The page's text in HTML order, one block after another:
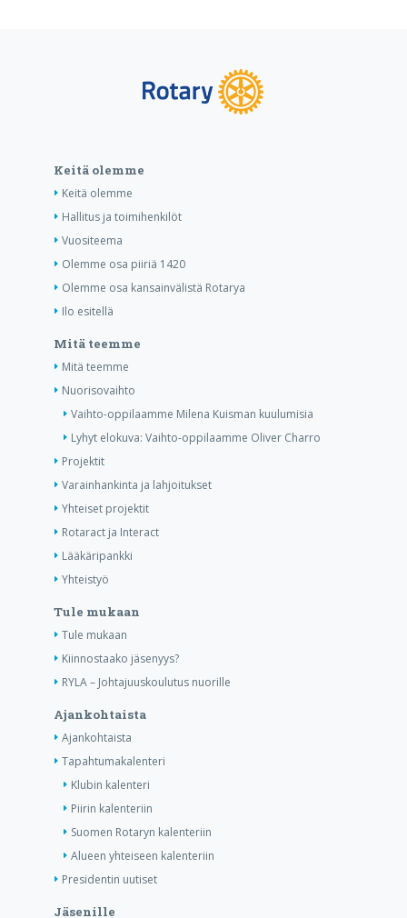
Keitä olemme
Keitä olemme
Hallitus ja toimihenkilöt
Vuositeema
Olemme osa piiriä 1420
Olemme osa kansainvälistä Rotarya
Ilo esitellä
Mitä teemme
Mitä teemme
Nuorisovaihto
Vaihto-oppilaamme Milena Kuisman kuulumisia
Lyhyt elokuva: Vaihto-oppilaamme Oliver Charro
Projektit
Varainhankinta ja lahjoitukset
Yhteiset projektit
Rotaract ja Interact
Lääkäripankki
Yhteistyö
Tule mukaan
Tule mukaan
Kiinnostaako jäsenyys?
RYLA – Johtajuuskoulutus nuorille
Ajankohtaista
Ajankohtaista
Tapahtumakalenteri
Klubin kalenteri
Piirin kalenteriin
Suomen Rotaryn kalenteriin
Alueen yhteiseen kalenteriin
Presidentin uutiset
Jäsenille